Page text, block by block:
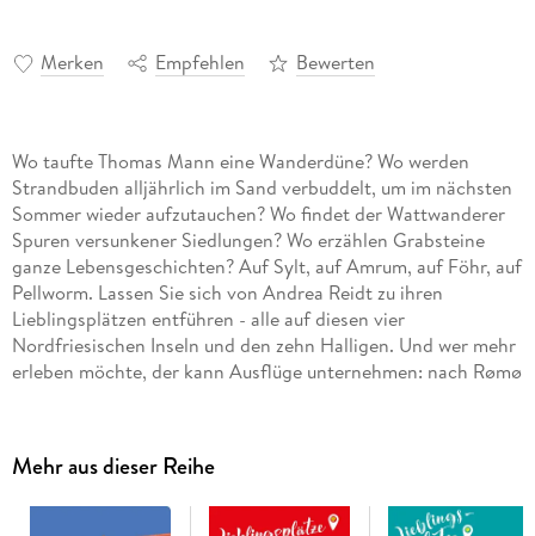
Merken Empfehlen Bewerten
Wo taufte Thomas Mann eine Wanderdüne? Wo werden
Strandbuden alljährlich im Sand verbuddelt, um im nächsten
Sommer wieder aufzutauchen? Wo findet der Wattwanderer
Spuren versunkener Siedlungen? Wo erzählen Grabsteine
ganze Lebensgeschichten? Auf Sylt, auf Amrum, auf Föhr, auf
Pellworm. Lassen Sie sich von Andrea Reidt zu ihren
Lieblingsplätzen entführen - alle auf diesen vier
Nordfriesischen Inseln und den zehn Halligen. Und wer mehr
erleben möchte, der kann Ausflüge unternehmen: nach Rømø
Mehr aus dieser Reihe